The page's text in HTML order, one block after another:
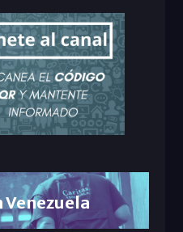
Venezuela